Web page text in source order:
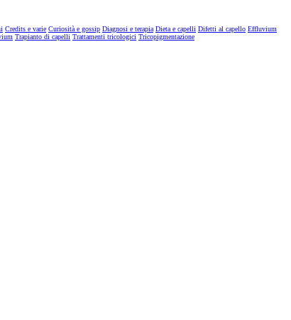
Credits e varie Curiosità e gossip Diagnosi e terapia Dieta e capelli Difetti al capello Effluvium
Trapianto di capelli Trattamenti tricologici Tricopigmentazione